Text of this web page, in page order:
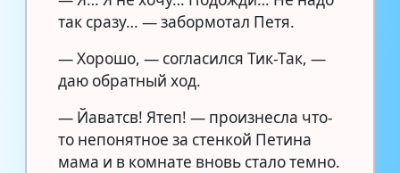
так сразу… — забормотал Петя.
— Хорошо, — согласился Тик-Так, —
даю обратный ход.
— Йаватсв! Ятеп! — произнесла что-
то непонятное за стенкой Петина
мама и в комнате вновь стало темно.